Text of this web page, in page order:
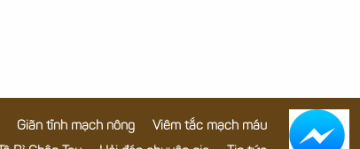
Giãn tĩnh mạch nông
Viêm tắc mạch máu